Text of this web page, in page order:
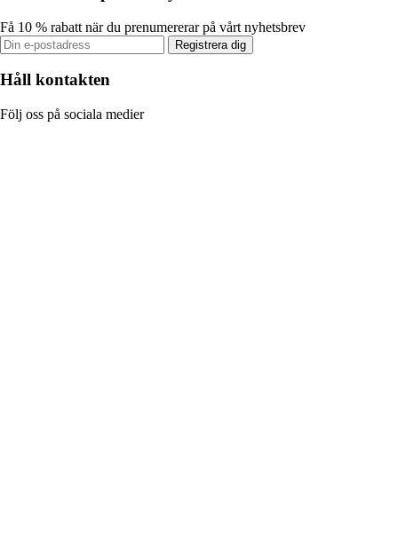
Få 10 % rabatt när du prenumererar på vårt nyhetsbrev
Registrera dig
Håll kontakten
Följ oss på sociala medier